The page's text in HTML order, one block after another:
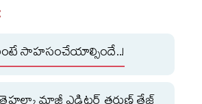
సాహసంచేయాల్సిందే..!